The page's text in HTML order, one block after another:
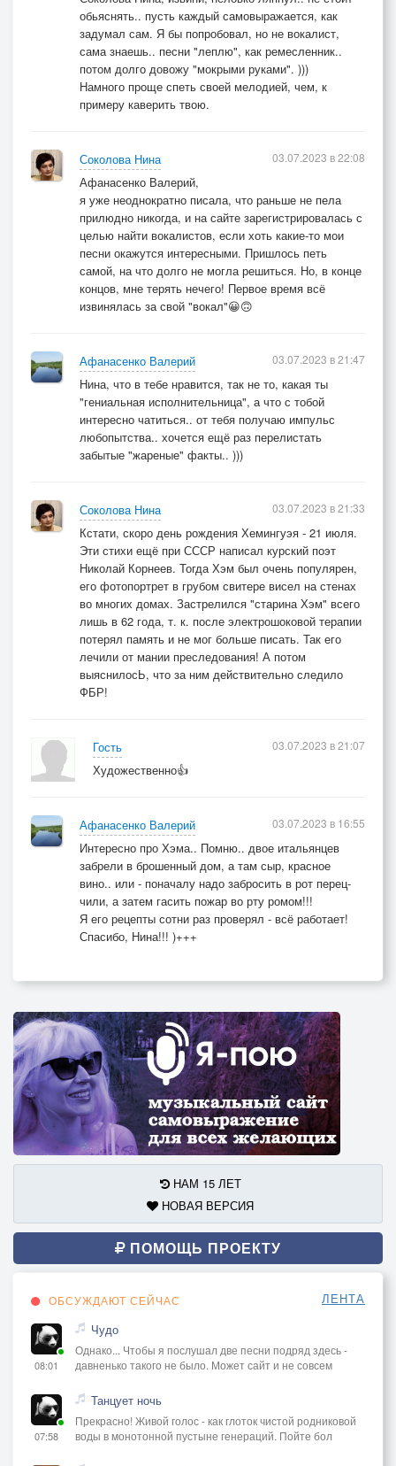
обьяснять.. пусть каждый самовыражается, как
задумал сам. Я бы попробовал, но не вокалист,
сама знаешь.. песни "леплю", как ремесленник..
потом долго довожу "мокрыми руками". )))
Намного проще спеть своей мелодией, чем, к
примеру каверить твою.
Соколова Нина
Афанасенко Валерий,
я уже неоднократно писала, что раньше не пела
прилюдно никогда, и на сайте зарегистрировалась с
целью найти вокалистов, если хоть какие-то мои
песни окажутся интересными. Пришлось петь
самой, на что долго не могла решиться. Но, в конце
концов, мне терять нечего! Первое время всё
извинялась за свой "вокал"😀🙃
03.07.2023 в 22:08
Афанасенко Валерий
Нина, что в тебе нравится, так не то, какая ты
"гениальная исполнительница", а что с тобой
интересно чатиться.. от тебя получаю импульс
любопытства.. хочется ещё раз перелистать
забытые "жареные" факты.. )))
03.07.2023 в 21:47
Соколова Нина
Кстати, скоро день рождения Хемингуэя - 21 июля.
Эти стихи ещё при СССР написал курский поэт
Николай Корнеев. Тогда Хэм был очень популярен,
его фотопортрет в грубом свитере висел на стенах
во многих домах. Застрелился "старина Хэм" всего
лишь в 62 года, т. к. после электрошоковой терапии
потерял память и не мог больше писать. Так его
лечили от мании преследования! А потом
выяснилосЬ, что за ним действительно следило
ФБР!
03.07.2023 в 21:33
Гость
Художественно👍
03.07.2023 в 21:07
Афанасенко Валерий
Интересно про Хэма.. Помню.. двое итальянцев
забрели в брошенный дом, а там сыр, красное
вино.. или - поначалу надо забросить в рот перец-
чили, а затем гасить пожар во рту ромом!!!
Я его рецепты сотни раз проверял - всё работает!
Спасибо, Нина!!! )+++
03.07.2023 в 16:55
НАМ 15 ЛЕТ
НОВАЯ ВЕРСИЯ
ПОМОЩЬ ПРОЕКТУ
ОБСУЖДАЮТ СЕЙЧАС ЛЕНТА
08:01
Чудо
Однако... Чтобы я послушал две песни подряд здесь -
давненько такого не было. Может сайт и не совсем
07:58
Танцует ночь
Прекрасно! Живой голос - как глоток чистой родниковой
воды в монотонной пустыне генераций. Пойте бол